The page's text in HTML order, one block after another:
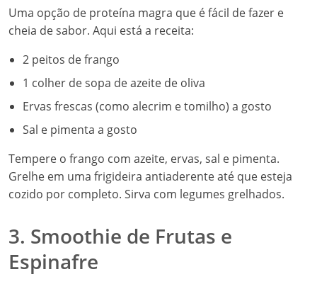
Uma opção de proteína magra que é fácil de fazer e
cheia de sabor. Aqui está a receita:
2 peitos de frango
1 colher de sopa de azeite de oliva
Ervas frescas (como alecrim e tomilho) a gosto
Sal e pimenta a gosto
Tempere o frango com azeite, ervas, sal e pimenta.
Grelhe em uma frigideira antiaderente até que esteja
cozido por completo. Sirva com legumes grelhados.
3. Smoothie de Frutas e
Espinafre